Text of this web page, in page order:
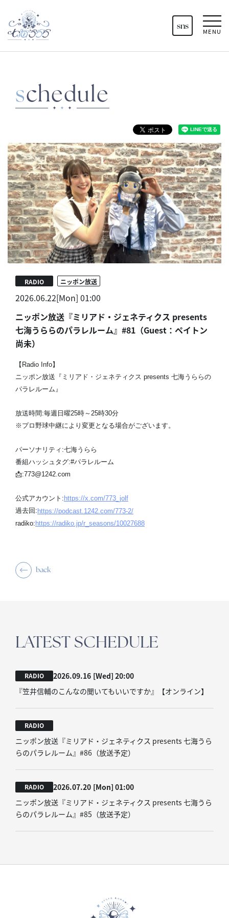
sns
MENU
schedule
2026.06.22[Mon] 01:00
RADIO ニッポン放送
ニッポン放送『ミリアド・ジェネティクス presents
七海うららのパラレルーム』#81（Guest：ペイトン
尚未）
【Radio Info】
ニッポン放送『ミリアド・ジェネティクス presents 七海うららの
パラレルーム』
放送時間:毎週日曜25時～25時30分
※プロ野球中継により変更となる場合がございます。
パーソナリティ:七海うらら
番組ハッシュタグ:#パラレルーム
📩:773@1242.com
公式アカウント: https://x.com/773_jolf
過去回:https://podcast.1242.com/773-2/
radiko: https://radiko.jp/r_seasons/10027688
back
LATEST SCHEDULE
RADIO 2026.09.16 [Wed] 20:00
『笠井信輔のこんなの聞いてもいいですか』【オンライン】
RADIO
ニッポン放送『ミリアド・ジェネティクス presents 七海うら
らのパラレルーム』#86（放送予定）
RADIO 2026.07.20 [Mon] 01:00
ニッポン放送『ミリアド・ジェネティクス presents 七海うら
らのパラレルーム』#85（放送予定）